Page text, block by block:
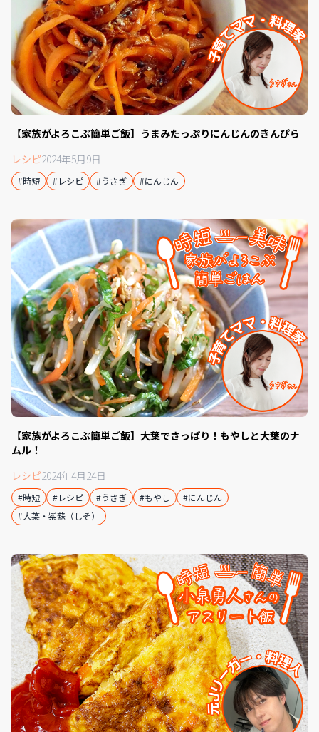
【家族がよろこぶ簡単ご飯】うまみたっぷりにんじんのきんぴら
レシピ2024年5月9日
#時短 #レシピ #うさぎ #にんじん
【家族がよろこぶ簡単ご飯】大葉でさっぱり！もやしと大葉のナ
ムル！
レシピ2024年4月24日
#時短 #レシピ #うさぎ #もやし
#にんじん
#大葉・紫蘇（しそ）